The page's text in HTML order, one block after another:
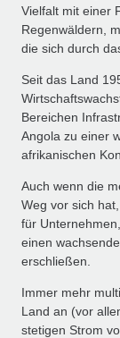
Vielfalt mit einer
Regenwäldern,
die sich durch
Seit das Land
Bereichen
Angola zu einer
afrikanischen
Auch wenn die
Weg vor sich
für
einen
erschließen.
Immer mehr
Land an (vor
stetigen Strom